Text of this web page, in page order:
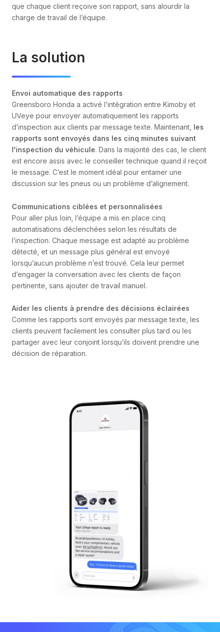
que chaque client reçoive son rapport, sans alourdir la
charge de travail de l’équipe.
La solution
Envoi automatique des rapports
Greensboro Honda a activé l’intégration entre Kimoby et
UVeye pour envoyer automatiquement les rapports
d’inspection aux clients par message texte. Maintenant, les
rapports sont envoyés dans les cinq minutes suivant
l'inspection du véhicule. Dans la majorité des cas, le client
est encore assis avec le conseiller technique quand il reçoit
le message. C’est le moment idéal pour entamer une
discussion sur les pneus ou un problème d’alignement.
Communications ciblées et personnalisées
Pour aller plus loin, l’équipe a mis en place cinq
automatisations déclenchées selon les résultats de
l’inspection. Chaque message est adapté au problème
détecté, et un message plus général est envoyé
lorsqu’aucun problème n’est trouvé. Cela leur permet
d’engager la conversation avec les clients de façon
pertinente, sans ajouter de travail manuel.
Aider les clients à prendre des décisions éclairées
Comme les rapports sont envoyés par message texte, les
clients peuvent facilement les consulter plus tard ou les
partager avec leur conjoint lorsqu’ils doivent prendre une
décision de réparation.